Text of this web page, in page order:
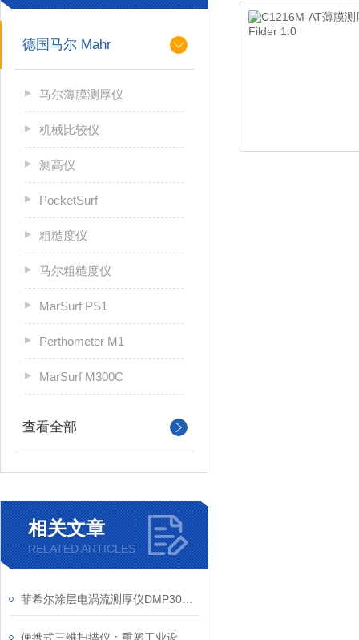
德国马尔 Mahr
马尔薄膜测厚仪
机械比较仪
测高仪
PocketSurf
粗糙度仪
马尔粗糙度仪
MarSurf PS1
Perthometer M1
MarSurf M300C
查看全部
相关文章
RELATED ARTICLES